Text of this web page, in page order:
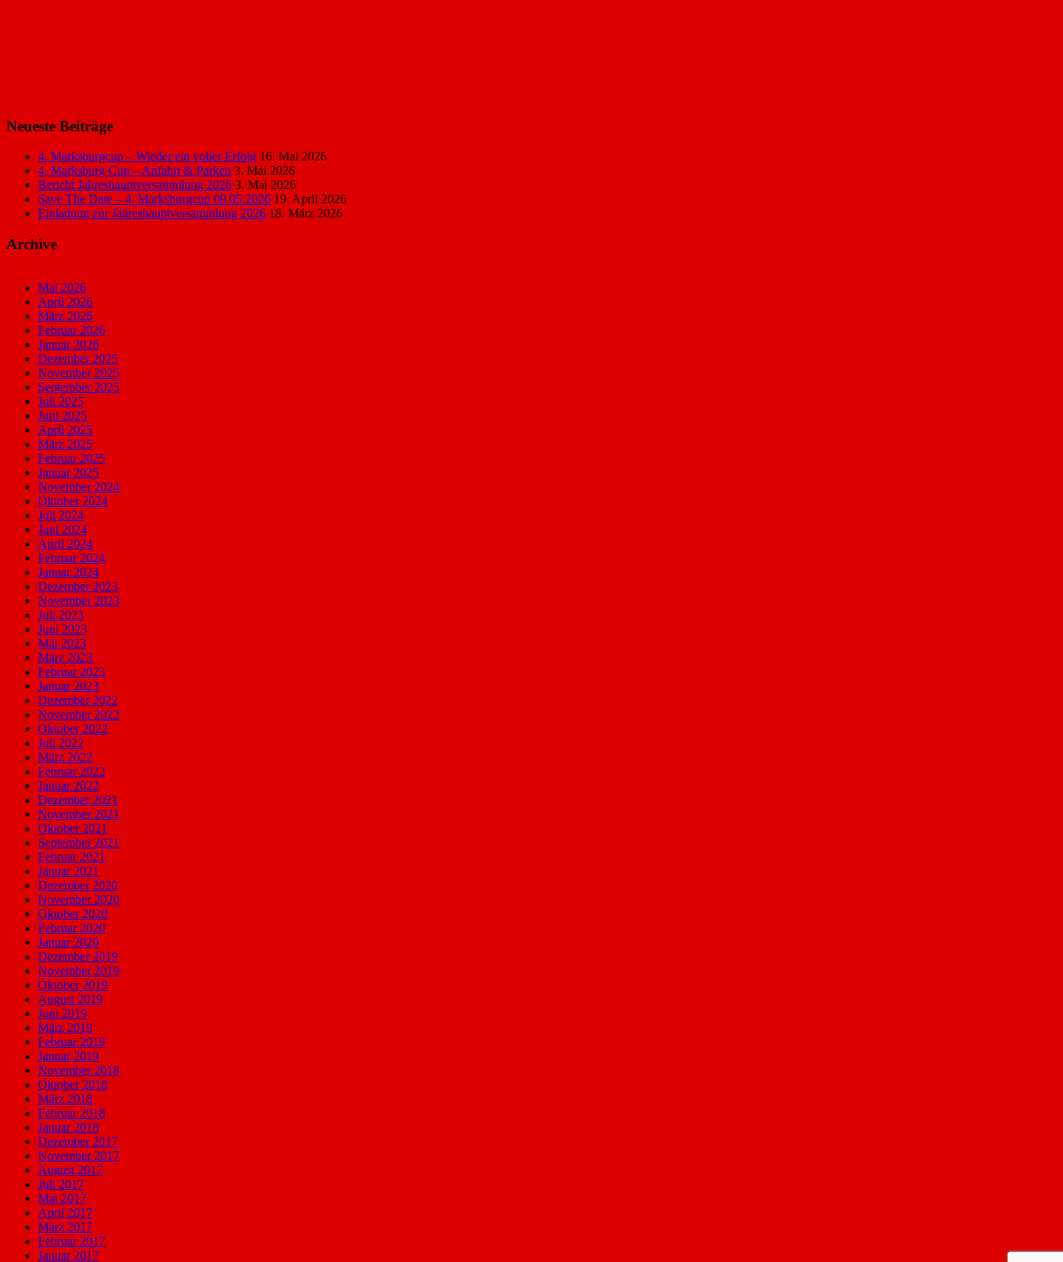
Neueste Beiträge
4. Marksburgcup – Wieder ein voller Erfolg 16. Mai 2026
4. Marksburg Cup – Anfahrt & Parken 3. Mai 2026
Bericht Jahreshauptversammlung 2026 3. Mai 2026
Save The Date – 4. Marksburgcup 09.05.2026 19. April 2026
Einladung zur Jahreshauptversammlung 2026 18. März 2026
Archive
Mai 2026
April 2026
März 2026
Februar 2026
Januar 2026
Dezember 2025
November 2025
September 2025
Juli 2025
Juni 2025
April 2025
März 2025
Februar 2025
Januar 2025
November 2024
Oktober 2024
Juli 2024
Juni 2024
April 2024
Februar 2024
Januar 2024
Dezember 2023
November 2023
Juli 2023
Juni 2023
Mai 2023
März 2023
Februar 2023
Januar 2023
Dezember 2022
November 2022
Oktober 2022
Juli 2022
März 2022
Februar 2022
Januar 2022
Dezember 2021
November 2021
Oktober 2021
September 2021
Februar 2021
Januar 2021
Dezember 2020
November 2020
Oktober 2020
Februar 2020
Januar 2020
Dezember 2019
November 2019
Oktober 2019
August 2019
Juni 2019
März 2019
Februar 2019
Januar 2019
November 2018
Oktober 2018
März 2018
Februar 2018
Januar 2018
Dezember 2017
November 2017
August 2017
Juli 2017
Mai 2017
April 2017
März 2017
Februar 2017
Januar 2017